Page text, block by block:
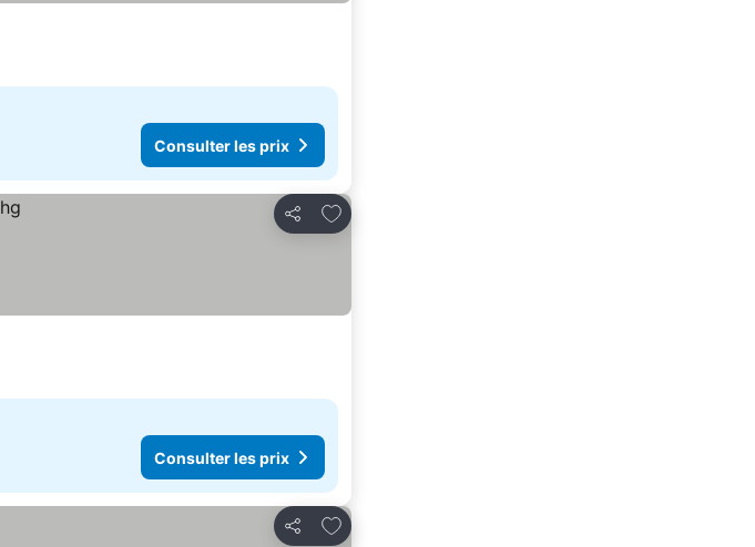
Consulter les prix
Partager
Ajouter à mes favoris
Consulter les prix
Partager
Ajouter à mes favoris